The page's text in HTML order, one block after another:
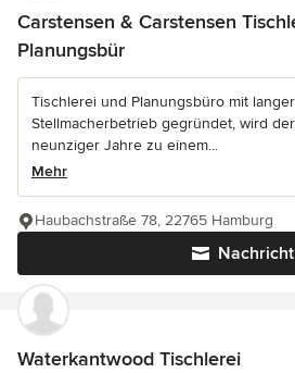
Carstensen & Carstensen
Planungsbür
Tischlerei und Planungsbüro mit
Stellmacherbetrieb gegründet, wird
neunziger Jahre zu einem...
Mehr
Nachricht
Haubachstraße 78, 22765 Hamburg
Waterkantwood Tischlerei